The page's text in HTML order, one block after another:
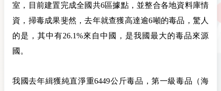
室，目前建置完成全國共6區據點，並整合各地資料庫情
資，掃毒成果斐然，去年就查獲高達逾6噸的毒品，驚人
的是，其中有26.1%來自中國，是我國最大的毒品來源
國。
我國去年緝獲純直淨重6449公斤毒品，第一級毒品（海